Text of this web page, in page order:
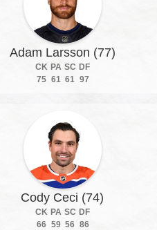
Adam Larsson (77)
CK PA SC DF
75 61 61 97
Cody Ceci (74)
CK PA SC DF
66 59 56 86